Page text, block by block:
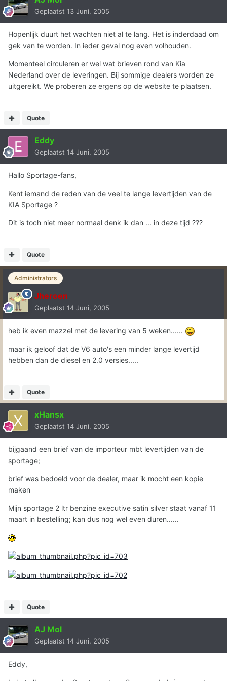
Geplaatst 13 Juni, 2005
Hopenlijk duurt het wachten niet al te lang. Het is inderdaad om
gek van te worden. In ieder geval nog even volhouden.
Momenteel circuleren er wel wat brieven rond van Kia
Nederland over de leveringen. Bij sommige dealers worden ze
uitgereikt. We proberen ze ergens op de website te plaatsen.
Quote
Eddy
Geplaatst 14 Juni, 2005
Hallo Sportage-fans,
Kent iemand de reden van de veel te lange levertijden van de
KIA Sportage ?
Dit is toch niet meer normaal denk ik dan ... in deze tijd ???
Quote
Administrators
Jheroen
Geplaatst 14 Juni, 2005
heb ik even mazzel met de levering van 5 weken......
maar ik geloof dat de V6 auto's een minder lange levertijd
hebben dan de diesel en 2.0 versies.....
Quote
xHansx
Geplaatst 14 Juni, 2005
bijgaand een brief van de importeur mbt levertijden van de
sportage;
brief was bedoeld voor de dealer, maar ik mocht een kopie
maken
Mijn sportage 2 ltr benzine executive satin silver staat vanaf 11
maart in bestelling; kan dus nog wel even duren......
Quote
AJ Mol
Geplaatst 14 Juni, 2005
Eddy,